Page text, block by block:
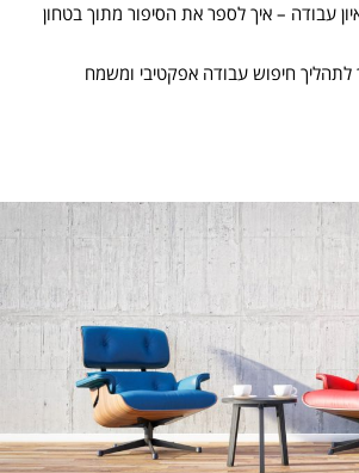
עבודה – איך לספר את הסיפור מתוך בטחון
חיפוש עבודה אפקטיבי ומשמח